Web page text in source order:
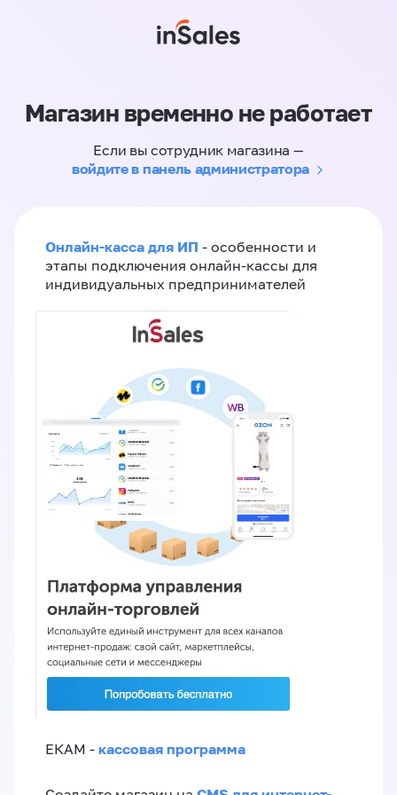
Магазин временно не работает
Если вы сотрудник магазина —
войдите в панель администратора
Онлайн-касса для ИП - особенности и
этапы подключения онлайн-кассы для
индивидуальных предпринимателей
ЕКАМ - кассовая программа